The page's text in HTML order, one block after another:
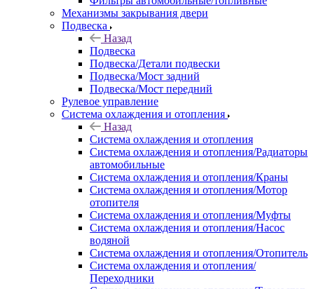
Механизмы закрывания двери
Подвеска
Назад
Подвеска
Подвеска/Детали подвески
Подвеска/Мост задний
Подвеска/Мост передний
Рулевое управление
Система охлаждения и отопления
Назад
Система охлаждения и отопления
Система охлаждения и отопления/Радиаторы
автомобильные
Система охлаждения и отопления/Краны
Система охлаждения и отопления/Мотор
отопителя
Система охлаждения и отопления/Муфты
Система охлаждения и отопления/Насос
водяной
Система охлаждения и отопления/Отопитель
Система охлаждения и отопления/
Переходники